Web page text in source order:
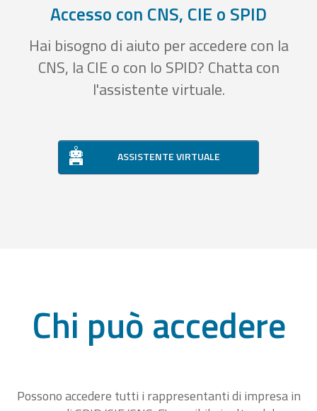
Accesso con CNS, CIE o SPID
Hai bisogno di aiuto per accedere con la
CNS, la CIE o con lo SPID? Chatta con
l'assistente virtuale.
ASSISTENTE VIRTUALE
Chi può accedere
Possono accedere tutti i rappresentanti di impresa in